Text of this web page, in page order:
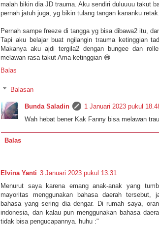
malah bikin dia JD trauma. Aku sendiri duluuuu takut
pernah jatuh juga, yg bikin tulang tangan kananku retak.
Pernah sampe freeze di tangga yg bisa dibawa2 itu,
Tapi aku belajar buat ngilangin trauma ketinggian
Makanya aku ajdi tergila2 dengan bungee dan
melawan rasa takut Ama ketinggian 😄
Balas
Balasan
Bunda Saladin
1 Januari 2023 pukul
Wah hebat bener Kak Fanny bisa melawan
Balas
Elvina Yanti 3 Januari 2023 pukul 13.31
Menurut saya karena emang anak-anak yang
mayoritas menggunakan bahasa daerah tersebut,
bahasa yang sering dia dengar. Di rumah saya,
indonesia, dan kalau pun menggunakan bahasa
tidak bisa pengucapannya. huhu :"